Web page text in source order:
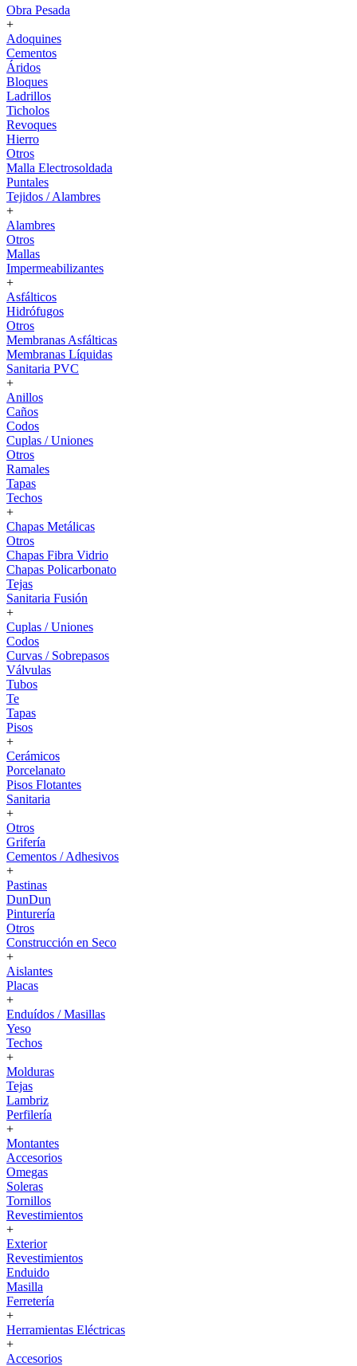
Obra Pesada
+
Adoquines
Cementos
Áridos
Bloques
Ladrillos
Ticholos
Revoques
Hierro
Otros
Malla Electrosoldada
Puntales
Tejidos / Alambres
+
Alambres
Otros
Mallas
Impermeabilizantes
+
Asfálticos
Hidrófugos
Otros
Membranas Asfálticas
Membranas Líquidas
Sanitaria PVC
+
Anillos
Caños
Codos
Cuplas / Uniones
Otros
Ramales
Tapas
Techos
+
Chapas Metálicas
Otros
Chapas Fibra Vidrio
Chapas Policarbonato
Tejas
Sanitaria Fusión
+
Cuplas / Uniones
Codos
Curvas / Sobrepasos
Válvulas
Tubos
Te
Tapas
Pisos
+
Cerámicos
Porcelanato
Pisos Flotantes
Sanitaria
+
Otros
Grifería
Cementos / Adhesivos
+
Pastinas
DunDun
Pinturería
Otros
Construcción en Seco
+
Aislantes
Placas
+
Enduídos / Masillas
Yeso
Techos
+
Molduras
Tejas
Lambriz
Perfilería
+
Montantes
Accesorios
Omegas
Soleras
Tornillos
Revestimientos
+
Exterior
Revestimientos
Enduido
Masilla
Ferretería
+
Herramientas Eléctricas
+
Accesorios